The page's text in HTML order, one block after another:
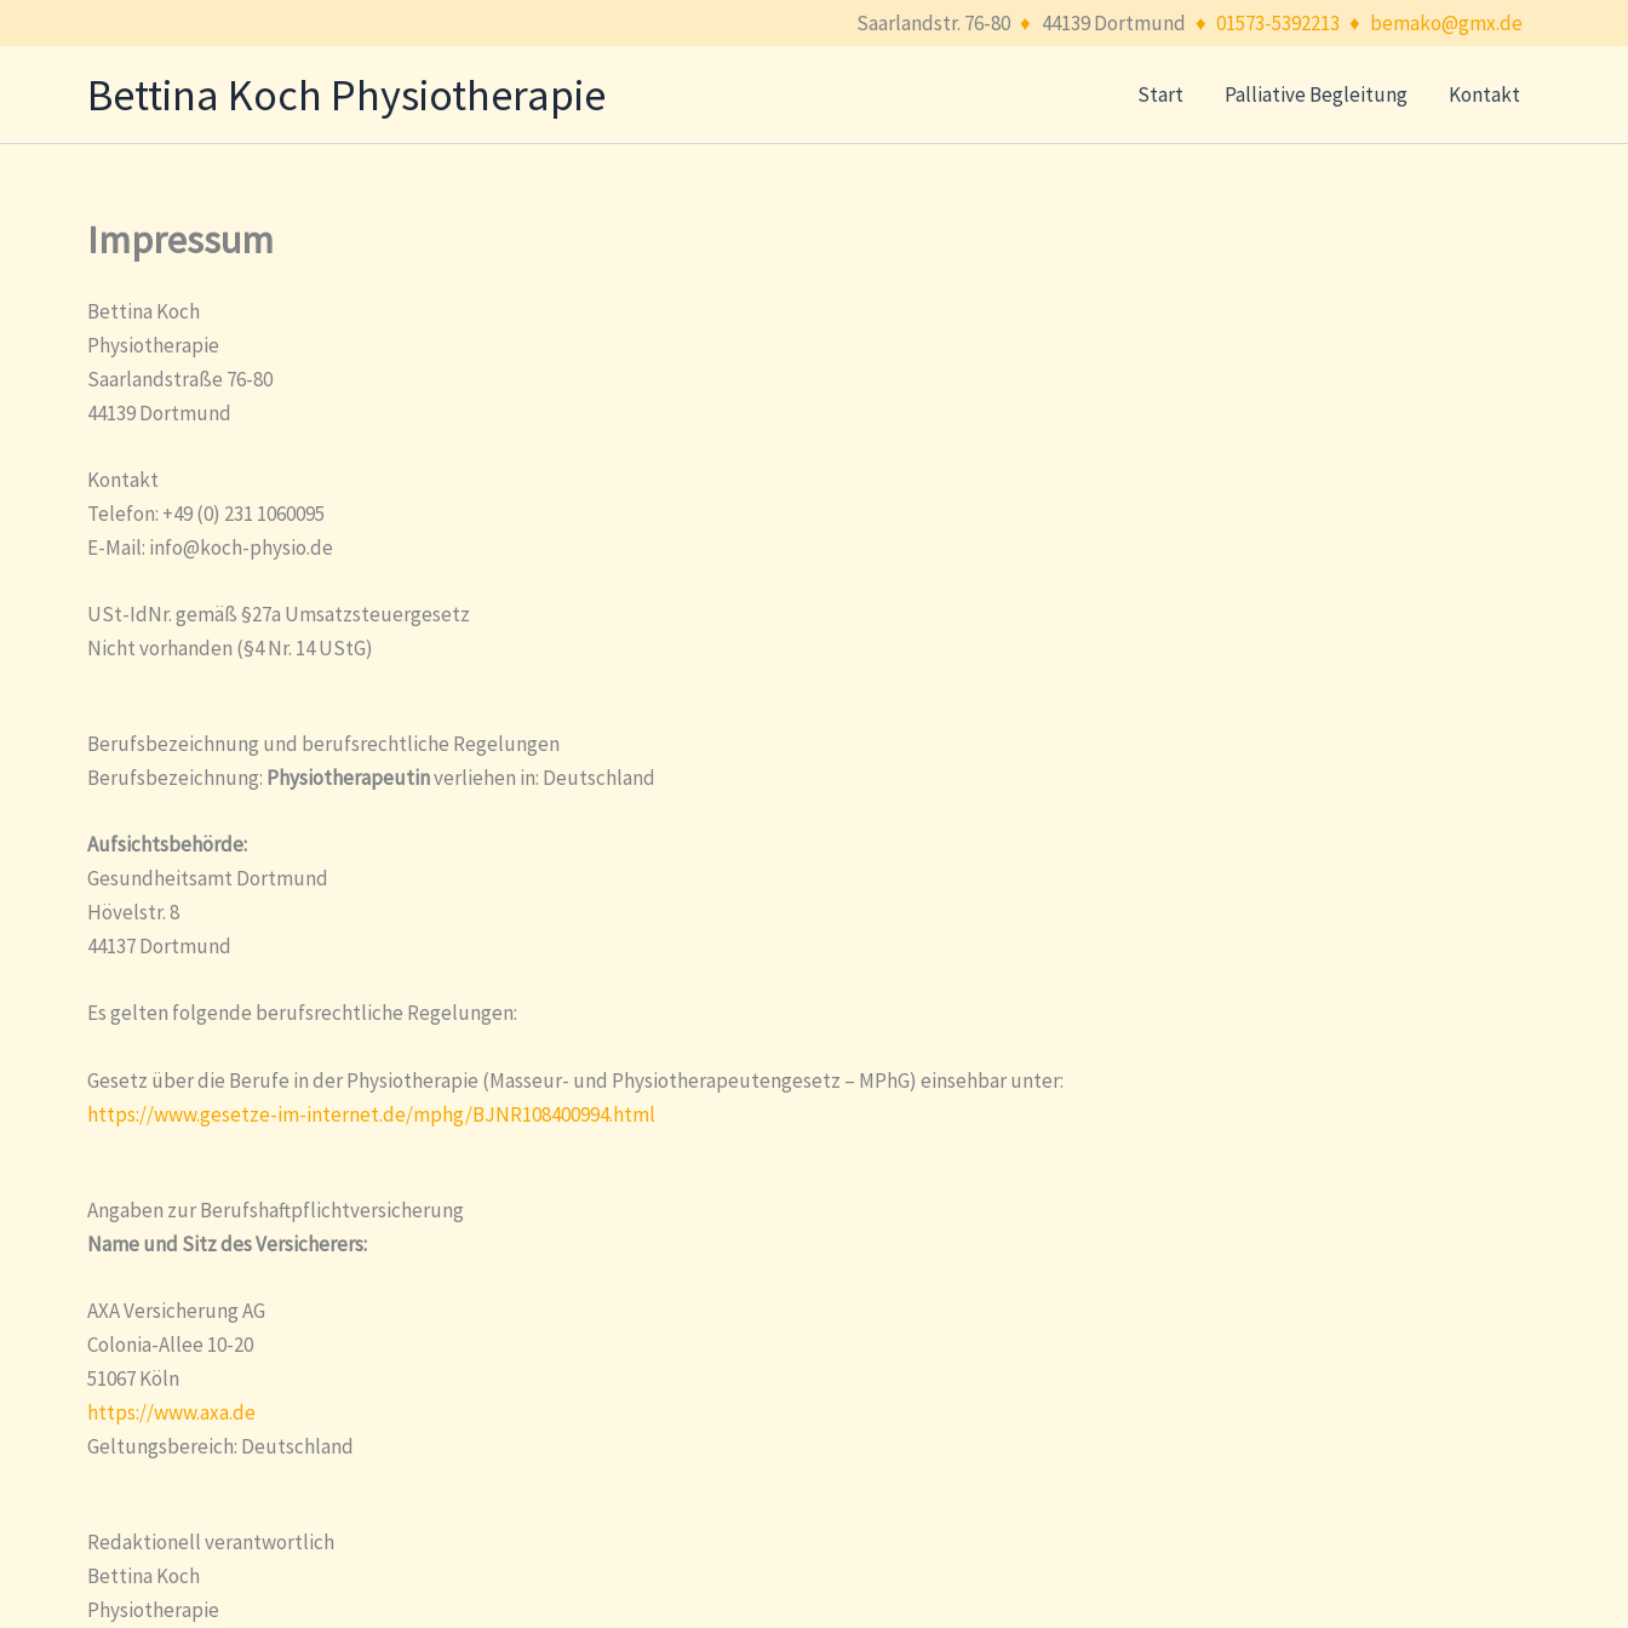
Inhalt
Saarlandstr. 76-80 ♦ 44139 Dortmund ♦ 01573-5392213 ♦ bemako@gmx.de
Bettina Koch Physiotherapie Start Palliative Begleitung Kontakt
Impressum
Bettina Koch
Physiotherapie
Saarlandstraße 76-80
44139 Dortmund
Kontakt
Telefon: +49 (0) 231 1060095
E-Mail: info@koch-physio.de
USt-IdNr. gemäß §27a Umsatzsteuergesetz
Nicht vorhanden (§4 Nr. 14 UStG)
Berufsbezeichnung und berufsrechtliche Regelungen
Berufsbezeichnung: Physiotherapeutinverliehen in: Deutschland
Aufsichtsbehörde:
Gesundheitsamt Dortmund
Hövelstr. 8
44137 Dortmund
Es gelten folgende berufsrechtliche Regelungen:
Gesetz über die Berufe in der Physiotherapie (Masseur- und Physiotherapeutengesetz – MPhG) einsehbar unter:
https://www.gesetze-im-internet.de/mphg/BJNR108400994.html
Angaben zur Berufs­haftpflicht­versicherung
Name und Sitz des Versicherers:
AXA Versicherung AG
Colonia-Allee 10-20
51067 Köln
https://www.axa.de
Geltungsbereich: Deutschland
Redaktionell verantwortlich
Bettina Koch
Physiotherapie